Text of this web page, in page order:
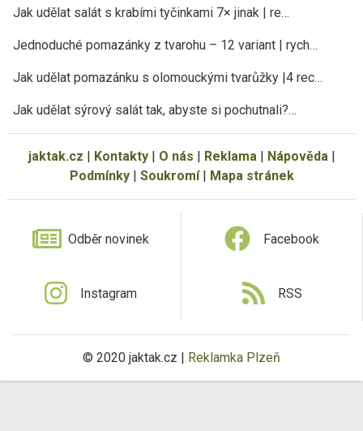
Jak udělat salát s krabími tyčinkami 7× jinak | re…
Jednoduché pomazánky z tvarohu – 12 variant | rych…
Jak udělat pomazánku s olomouckými tvarůžky |4 rec…
Jak udělat sýrový salát tak, abyste si pochutnali?…
jaktak.cz | Kontakty| O nás | Reklama | Nápověda |
Podmínky| Soukromí| Mapa stránek
Odběr novinek Facebook
Instagram RSS
© 2020 jaktak.cz | Reklamka Plzeň